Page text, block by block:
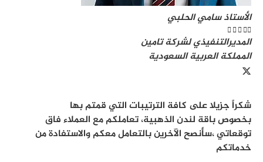
الأستاذ سامي الحلبي
   
المديرالتنفيذي لشركة تامين
المملكة العربية السعودية
شكراً جزيلا على كافة الترتيبات التي قمتم بها
بخصوص باقة لندن الذهبية، تعاملكم مع العملاء فاق
توقعاتي ،سأنصح الآخرين بالتعامل معكم والاستفادة من
خدماتكم